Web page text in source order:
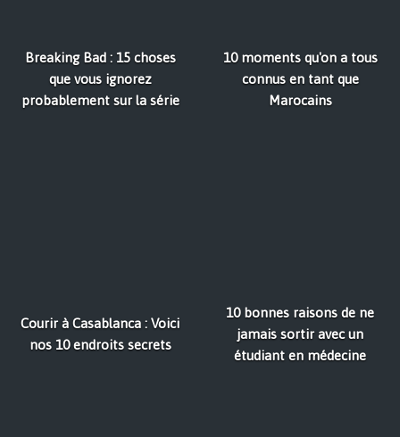
Breaking Bad : 15 choses
que vous ignorez
probablement sur la série
10 moments qu'on a tous
connus en tant que
Marocains
Courir à Casablanca : Voici
nos 10 endroits secrets
10 bonnes raisons de ne
jamais sortir avec un
étudiant en médecine